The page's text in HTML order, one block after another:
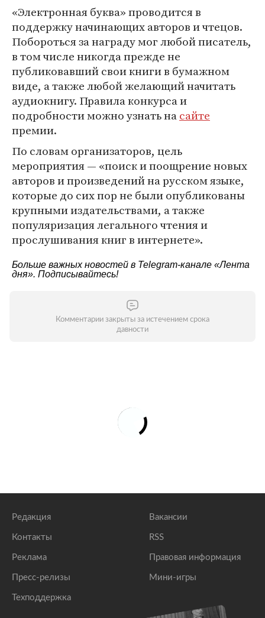
«Электронная буква» проводится в
поддержку начинающих авторов и чтецов.
Побороться за награду мог любой писатель,
в том числе никогда прежде не
публиковавший свои книги в бумажном
виде, а также любой желающий начитать
аудиокнигу. Правила конкурса и
подробности можно узнать насайте
премии.
По словам организаторов, цель
мероприятия — «поиск и поощрение новых
авторов и произведений на русском языке,
которые до сих пор не были опубликованы
крупными издательствами, а также
популяризация легального чтения и
прослушивания книг в интернете».
Больше важных новостей в Telegram-канале «Лента
дня». Подписывайтесь!
Комментарии закрыты за истечением срока
давности
Редакция
Контакты
Реклама
Пресс-релизы
Техподдержка
Вакансии
RSS
Правовая информация
Мини-игры